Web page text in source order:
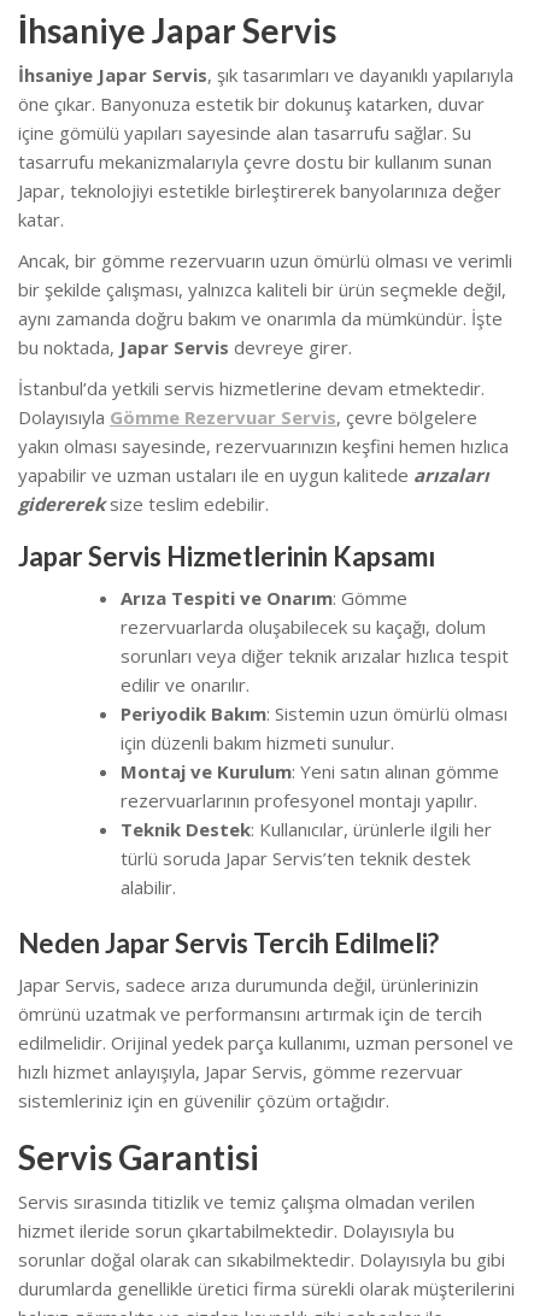
İhsaniye Japar Servis
İhsaniye Japar Servis, şık tasarımları ve dayanıklı yapılarıyla
öne çıkar. Banyonuza estetik bir dokunuş katarken, duvar
içine gömülü yapıları sayesinde alan tasarrufu sağlar. Su
tasarrufu mekanizmalarıyla çevre dostu bir kullanım sunan
Japar, teknolojiyi estetikle birleştirerek banyolarınıza değer
katar.
Ancak, bir gömme rezervuarın uzun ömürlü olması ve verimli
bir şekilde çalışması, yalnızca kaliteli bir ürün seçmekle değil,
aynı zamanda doğru bakım ve onarımla da mümkündür. İşte
bu noktada, Japar Servis devreye girer.
İstanbul’da yetkili servis hizmetlerine devam etmektedir.
Dolayısıyla Gömme Rezervuar Servis, çevre bölgelere
yakın olması sayesinde, rezervuarınızın keşfini hemen hızlıca
yapabilir ve uzman ustaları ile en uygun kalitede arızaları
giderereksize teslim edebilir.
Japar Servis Hizmetlerinin Kapsamı
Arıza Tespiti ve Onarım: Gömme
rezervuarlarda oluşabilecek su kaçağı, dolum
sorunları veya diğer teknik arızalar hızlıca tespit
edilir ve onarılır.
Periyodik Bakım: Sistemin uzun ömürlü olması
için düzenli bakım hizmeti sunulur.
Montaj ve Kurulum: Yeni satın alınan gömme
rezervuarlarının profesyonel montajı yapılır.
Teknik Destek: Kullanıcılar, ürünlerle ilgili her
türlü soruda Japar Servis’ten teknik destek
alabilir.
Neden Japar Servis Tercih Edilmeli?
Japar Servis, sadece arıza durumunda değil, ürünlerinizin
ömrünü uzatmak ve performansını artırmak için de tercih
edilmelidir. Orijinal yedek parça kullanımı, uzman personel ve
hızlı hizmet anlayışıyla, Japar Servis, gömme rezervuar
sistemleriniz için en güvenilir çözüm ortağıdır.
Servis Garantisi
Servis sırasında titizlik ve temiz çalışma olmadan verilen
hizmet ileride sorun çıkartabilmektedir. Dolayısıyla bu
sorunlar doğal olarak can sıkabilmektedir. Dolayısıyla bu gibi
durumlarda genellikle üretici firma sürekli olarak müşterilerini